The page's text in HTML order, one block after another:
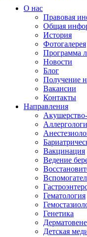
О нас
Правовая
Общая
История
Фотогалерея
Программа
Новости
Блог
Получение
Вакансии
Контакты
Направления
Вакцинация
Ведение
Гематология
Генетика
Детская